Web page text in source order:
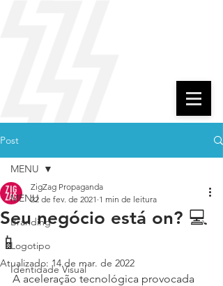
Post
MENU
Branding
Logotipo
Identidade Visual
MENU
Seu negócio está on? 💻
📱
ZigZag Propaganda
22 de fev. de 2021 1 min de leitura
Atualizado: 14 de mar. de 2022
A aceleração tecnológica provocada